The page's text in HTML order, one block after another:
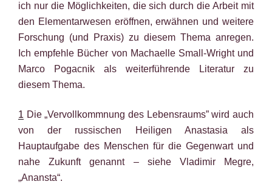
ich nur die Möglichkeiten, die sich durch die Arbeit mit
den Elementarwesen eröffnen, erwähnen und weitere
Forschung (und Praxis) zu diesem Thema anregen.
Ich empfehle Bücher von Machaelle Small-Wright und
Marco Pogacnik als weiterführende Literatur zu
diesem Thema.
1 Die „Vervollkommnung des Lebensraums” wird auch
von der russischen Heiligen Anastasia als
Hauptaufgabe des Menschen für die Gegenwart und
nahe Zukunft genannt – siehe Vladimir Megre,
„Anansta“.